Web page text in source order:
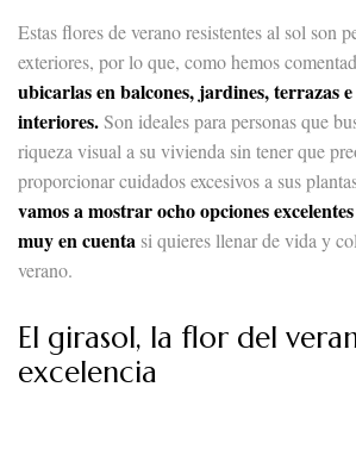
Estas flores de verano resistentes al sol son
exteriores, por lo que, como hemos
ubicarlas en balcones, jardines, terrazas
interiores.Son ideales para personas que
riqueza visual a su vivienda sin tener que
proporcionar cuidados excesivos a sus
vamos a mostrar ocho opciones
muy en cuenta si quieres llenar de vida y
verano.
El girasol, la flor del
excelencia